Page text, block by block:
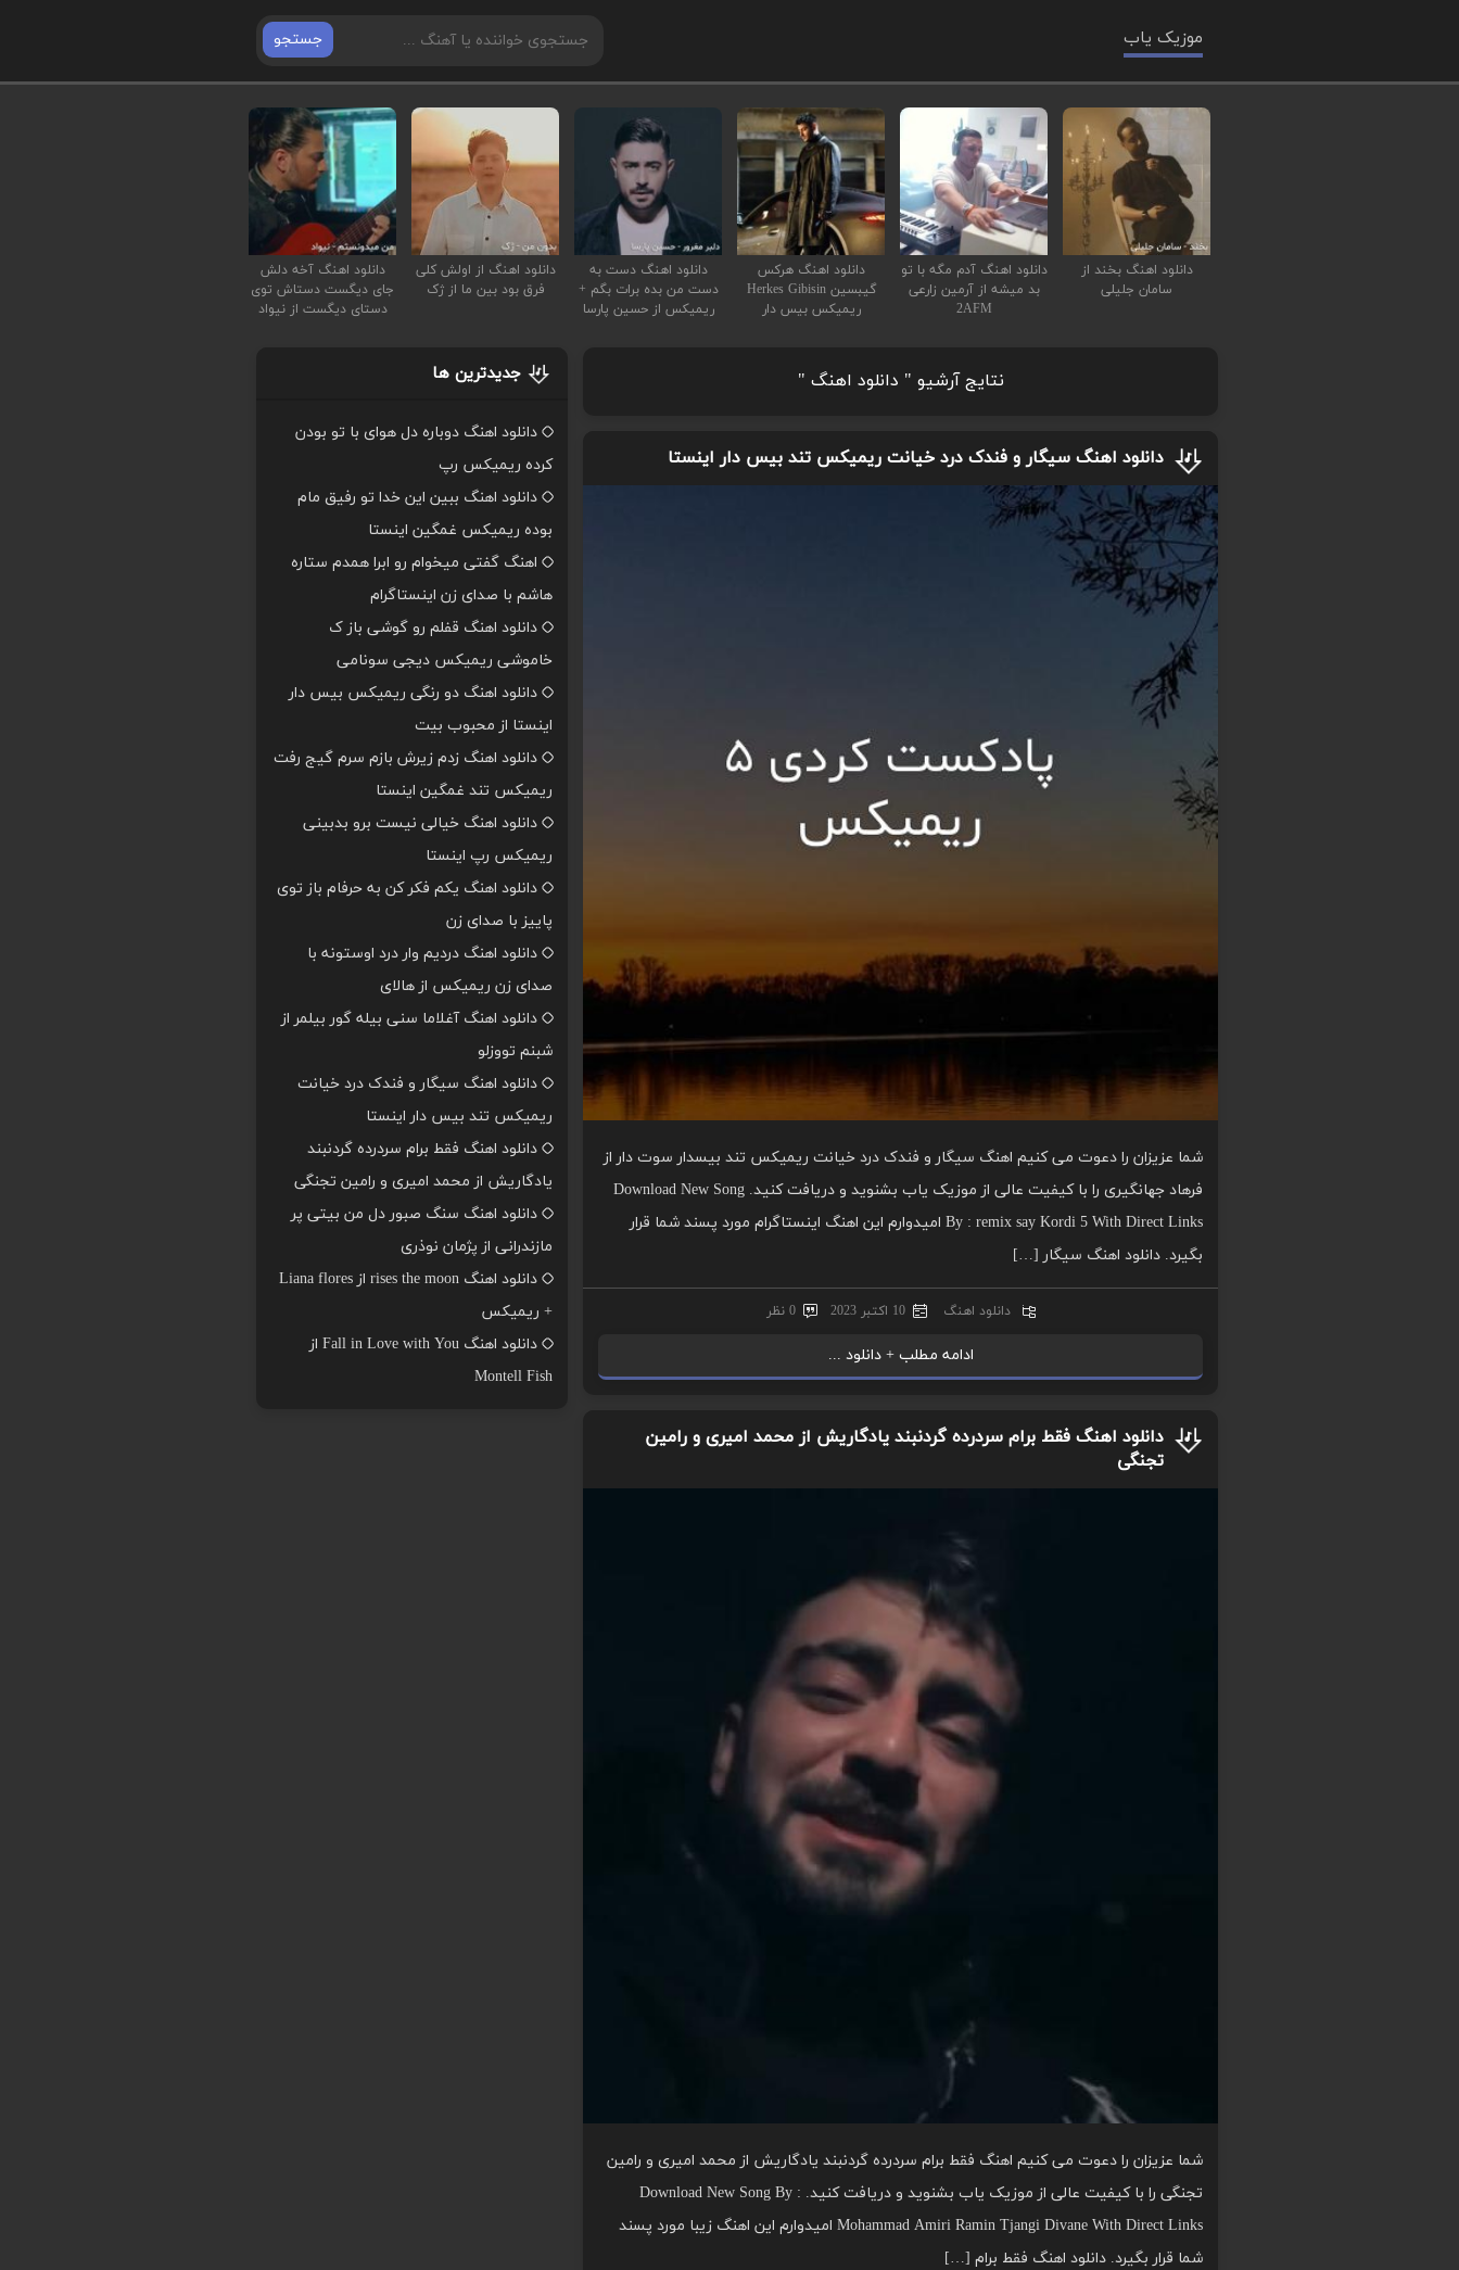
موزیک یاب جستجو
دانلود اهنگ بخند از
سامان جلیلی
دانلود اهنگ آدم مگه با تو
بد میشه از آرمین زارعی
2AFM
دانلود اهنگ هرکس
گیبسین Herkes Gibisin
ریمیکس بیس دار
دانلود اهنگ دست به
دست من بده برات بگم +
ریمیکس از حسین پارسا
دانلود اهنگ از اولش کلی
فرق بود بین ما از ژک
دانلود اهنگ آخه دلش
جای دیگست دستاش توی
دستای دیگست از نیواد
نتایج آرشیو " دانلود اهنگ "
دانلود اهنگ سیگار و فندک درد خیانت ریمیکس تند بیس دار اینستا
شما عزیزان را دعوت می کنیم اهنگ سیگار و فندک درد خیانت ریمیکس تند بیسدار سوت دار از
فرهاد جهانگیری را با کیفیت عالی از موزیک یاب بشنوید و دریافت کنید. Download New Song
By : remix say Kordi 5 With Direct Links امیدوارم این اهنگ اینستاگرام مورد پسند شما قرار
بگیرد. دانلود اهنگ سیگار […]
دانلود اهنگ 10 اکتبر 2023 0 نظر
ادامه مطلب + دانلود ...
دانلود اهنگ فقط برام سردرده گردنبند یادگاریش از محمد امیری و رامین
تجنگی
شما عزیزان را دعوت می کنیم اهنگ فقط برام سردرده گردنبند یادگاریش از محمد امیری و رامین
تجنگی را با کیفیت عالی از موزیک یاب بشنوید و دریافت کنید. Download New Song By :
Mohammad Amiri Ramin Tjangi Divane With Direct Links امیدوارم این اهنگ زیبا مورد پسند
شما قرار بگیرد. دانلود اهنگ فقط برام […]
جدیدترین ها
دانلود اهنگ دوباره دل هوای با تو بودن
کرده ریمیکس رپ
دانلود اهنگ ببین این خدا تو رفیق مام
بوده ریمیکس غمگین اینستا
اهنگ گفتی میخوام رو ابرا همدم ستاره
هاشم با صدای زن اینستاگرام
دانلود اهنگ قفلم رو گوشی باز ک
خاموشی ریمیکس دیجی سونامی
دانلود اهنگ دو رنگی ریمیکس بیس دار
اینستا از محبوب بیت
دانلود اهنگ زدم زیرش بازم سرم گیج رفت
ریمیکس تند غمگین اینستا
دانلود اهنگ خیالی نیست برو بدبینی
ریمیکس رپ اینستا
دانلود اهنگ یکم فکر کن به حرفام باز توی
پاییز با صدای زن
دانلود اهنگ دردیم وار درد اوستونه با
صدای زن ریمیکس از هالای
دانلود اهنگ آغلاما سنی بیله گور بیلمر از
شبنم تووزلو
دانلود اهنگ سیگار و فندک درد خیانت
ریمیکس تند بیس دار اینستا
دانلود اهنگ فقط برام سردرده گردنبند
یادگاریش از محمد امیری و رامین تجنگی
دانلود اهنگ سنگ صبور دل من بیتی پر
مازندرانی از پژمان نوذری
دانلود اهنگ rises the moon از Liana flores
+ ریمیکس
دانلود اهنگ Fall in Love with You از
Montell Fish